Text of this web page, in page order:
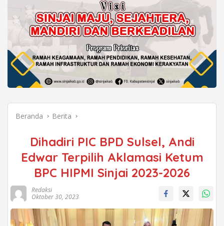
Beranda Berita
Dihadiri PIC BPD Sulsel, Andi
Edwar Terpilih Aklamasi Ketum
BPC HIPMI Sinjai 2023-2026
Redaksi
Oktober 30, 2023